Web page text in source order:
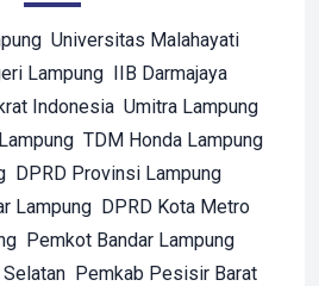
Universitas Malahayati
Lampung IIB Darmajaya
Indonesia Umitra Lampung
TDM Honda Lampung
DPRD Provinsi Lampung
Lampung DPRD Kota Metro
Pemkot Bandar Lampung
Pemkab Pesisir Barat